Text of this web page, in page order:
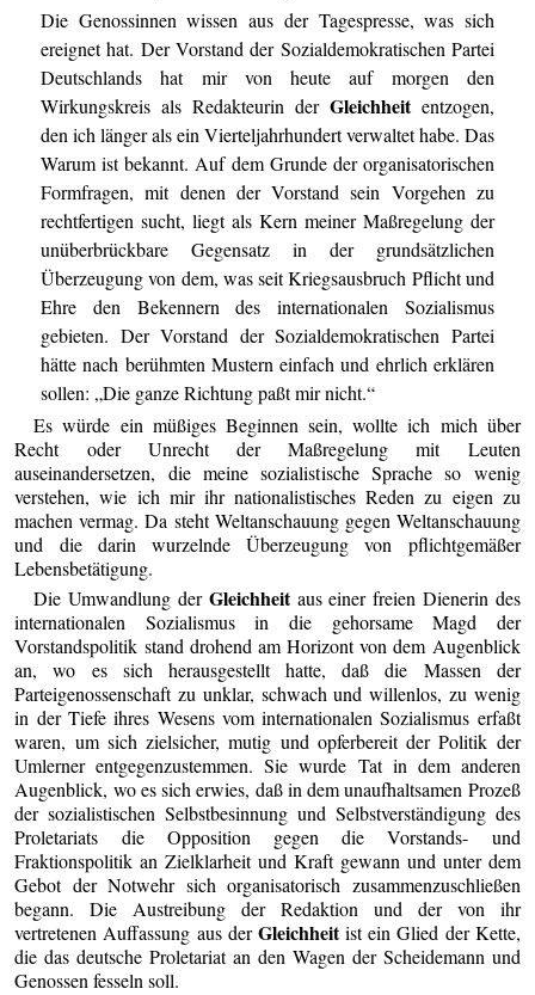
Die Genossinnen wissen aus der Tagespresse, was sich
ereignet hat. Der Vorstand der Sozialdemokratischen Partei
Deutschlands hat mir von heute auf morgen den
Wirkungskreis als Redakteurin derGleichheitentzogen,
den ich länger als ein Vierteljahrhundert verwaltet habe. Das
Warum ist bekannt. Auf dem Grunde der organisatorischen
Formfragen, mit denen der Vorstand sein Vorgehen zu
rechtfertigen sucht, liegt als Kern meiner Maßregelung der
unüberbrückbare Gegensatz in der grundsätzlichen
Überzeugung von dem, was seit Kriegsausbruch Pflicht und
Ehre den Bekennern des internationalen Sozialismus
gebieten. Der Vorstand der Sozialdemokratischen Partei
hätte nach berühmten Mustern einfach und ehrlich erklären
sollen: „Die ganze Richtung paßt mir nicht.“
Es würde ein müßiges Beginnen sein, wollte ich mich über
Recht oder Unrecht der Maßregelung mit Leuten
auseinandersetzen, die meine sozialistische Sprache so wenig
verstehen, wie ich mir ihr nationalistisches Reden zu eigen zu
machen vermag. Da steht Weltanschauung gegen Weltanschauung
und die darin wurzelnde Überzeugung von pflichtgemäßer
Lebensbetätigung.
Die Umwandlung der Gleichheitaus einer freien Dienerin des
internationalen Sozialismus in die gehorsame Magd der
Vorstandspolitik stand drohend am Horizont von dem Augenblick
an, wo es sich herausgestellt hatte, daß die Massen der
Parteigenossenschaft zu unklar, schwach und willenlos, zu wenig
in der Tiefe ihres Wesens vom internationalen Sozialismus erfaßt
waren, um sich zielsicher, mutig und opferbereit der Politik der
Umlerner entgegenzustemmen. Sie wurde Tat in dem anderen
Augenblick, wo es sich erwies, daß in dem unaufhaltsamen Prozeß
der sozialistischen Selbstbesinnung und Selbstverständigung des
Proletariats die Opposition gegen die Vorstands- und
Fraktionspolitik an Zielklarheit und Kraft gewann und unter dem
Gebot der Notwehr sich organisatorisch zusammenzuschließen
begann. Die Austreibung der Redaktion und der von ihr
vertretenen Auffassung aus derGleichheitist ein Glied der Kette,
die das deutsche Proletariat an den Wagen der Scheidemann und
Genossen fesseln soll.